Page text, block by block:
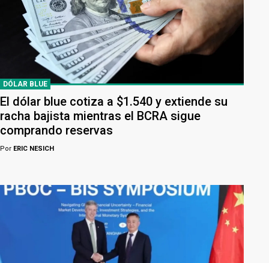
DÓLAR BLUE
El dólar blue cotiza a $1.540 y extiende su
racha bajista mientras el BCRA sigue
comprando reservas
Por ERIC NESICH